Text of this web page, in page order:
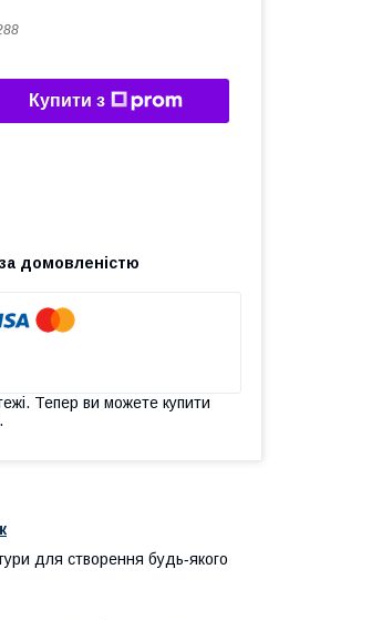
Купити з
за домовленістю
Тепер ви можете купити
для створення будь‑якого